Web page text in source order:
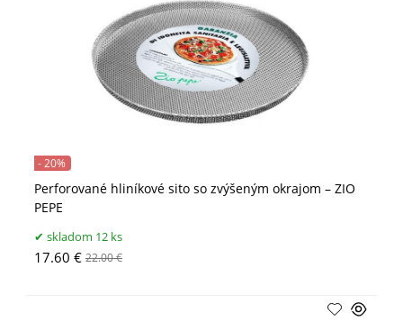
Perforované hliníkové sito so zvýšeným okrajom – ZIO
PEPE
- 20%
skladom 12 ks
17.60 € 22.00 €